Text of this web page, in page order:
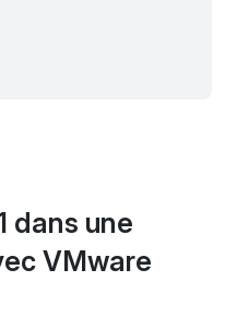
dans une
VMware